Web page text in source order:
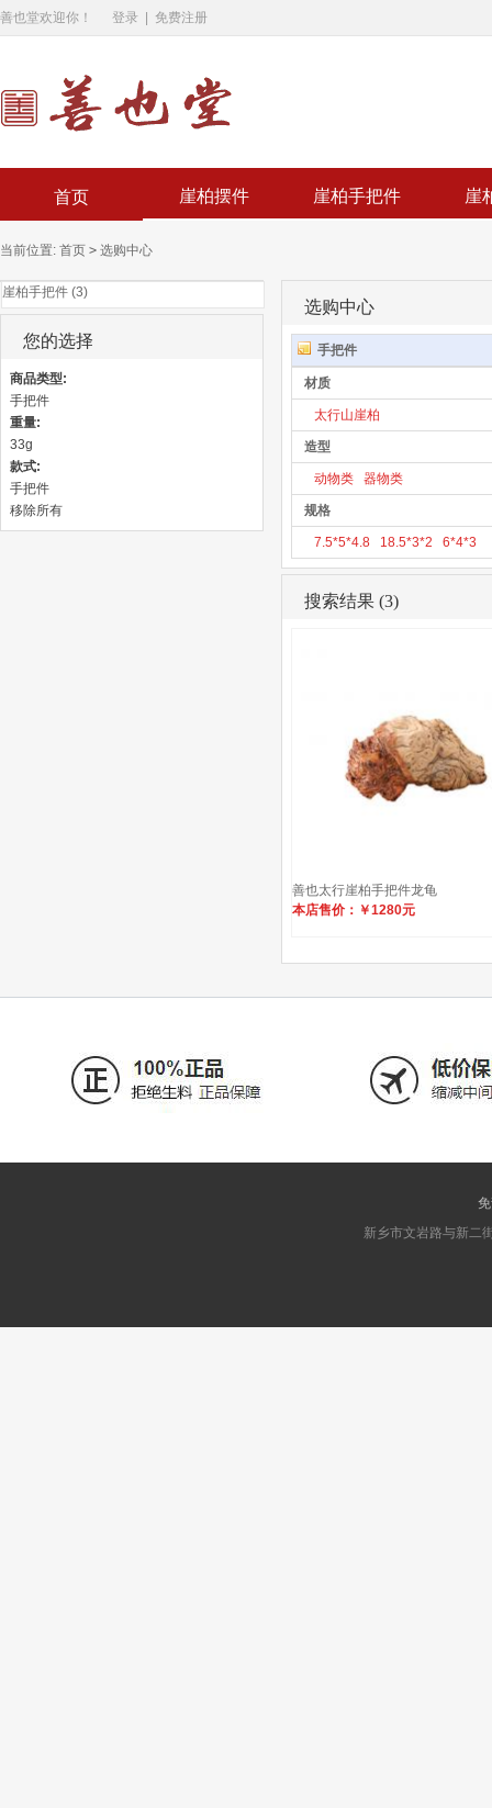
善也堂欢迎你！ 登录 免费注册
首页 崖柏摆件 崖柏手把件 崖
当前位置: 首页 > 选购中心
崖柏手把件 (3)
您的选择
商品类型:
手把件
重量:
33g
款式:
手把件
移除所有
选购中心
手把件
材质
太行山崖柏
造型
动物类 器物类
规格
7.5*5*4.8 18.5*3*2 6*4*3
搜索结果 (3)
善也太行崖柏手把件龙龟
本店售价：￥1280元
新乡市文岩路与新二